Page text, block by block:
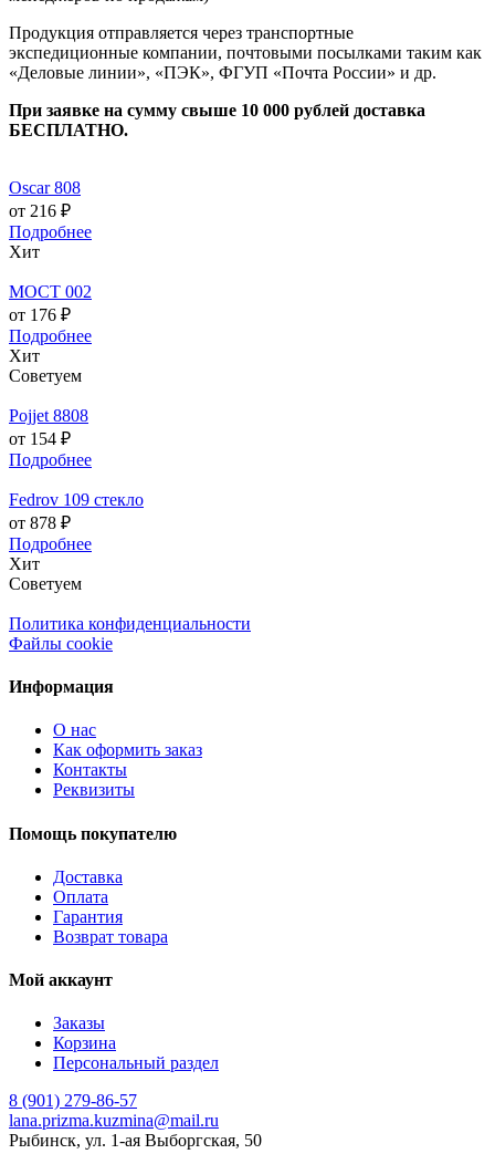
Продукция отправляется через транспортные
экспедиционные компании, почтовыми посылками таким как
«Деловые линии», «ПЭК», ФГУП «Почта России» и др.
При заявке на сумму свыше 10 000 рублей доставка
БЕСПЛАТНО.
Oscar 808
от 216 ₽
Подробнее
Хит
МОСТ 002
от 176 ₽
Подробнее
Хит
Советуем
Pojjet 8808
от 154 ₽
Подробнее
Fedrov 109 стекло
от 878 ₽
Подробнее
Хит
Советуем
Политика конфиденциальности
Файлы cookie
Информация
О нас
Как оформить заказ
Контакты
Реквизиты
Помощь покупателю
Доставка
Оплата
Гарантия
Возврат товара
Мой аккаунт
Заказы
Корзина
Персональный раздел
8 (901) 279-86-57
lana.prizma.kuzmina@mail.ru
Рыбинск, ул. 1-ая Выборгская, 50